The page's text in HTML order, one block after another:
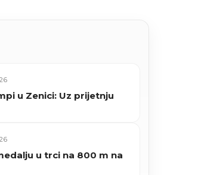
u Zenici: Uz prijetnju
u trci na 800 m na